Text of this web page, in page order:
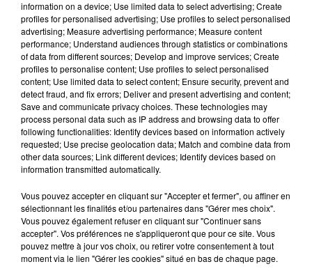
fil actus
4 juillet 2022
Radio Star Live avec Dadju
27 juin 2022
Marseille : une application pour mettre en
relation extras et...
27 juin 2022
Le cocholed pour jouer à la pétanque
jusqu'au bout de la nuit !
10 mai 2022
Toulon : des quais électrifiés pour 2023 !
10 mai 2022
information on a device; Use limited data to select advertising; Create
profiles for personalised advertising; Use profiles to select personalised
advertising; Measure advertising performance; Measure content
performance; Understand audiences through statistics or combinations
of data from different sources; Develop and improve services; Create
profiles to personalise content; Use profiles to select personalised
content; Use limited data to select content; Ensure security, prevent and
detect fraud, and fix errors; Deliver and present advertising and content;
Save and communicate privacy choices. These technologies may
process personal data such as IP address and browsing data to offer
following functionalities: Identify devices based on information actively
requested; Use precise geolocation data; Match and combine data from
other data sources; Link different devices; Identify devices based on
information transmitted automatically.
Vous pouvez accepter en cliquant sur "Accepter et fermer", ou affiner en
sélectionnant les finalités et/ou partenaires dans "Gérer mes choix".
Vous pouvez également refuser en cliquant sur "Continuer sans
accepter". Vos préférences ne s'appliqueront que pour ce site. Vous
pouvez mettre à jour vos choix, ou retirer votre consentement à tout
moment via le lien "Gérer les cookies" situé en bas de chaque page.